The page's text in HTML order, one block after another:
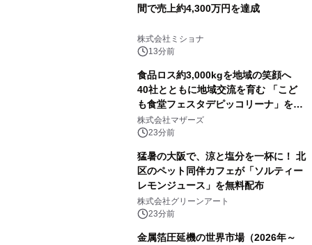
間で売上約4,300万円を達成
株式会社ミショナ
13分前
食品ロス約3,000kgを地域の笑顔へ
40社とともに地域交流を育む 「こど
も食堂フェスタデピッコリーナ」を9
月5日(土)開催
株式会社マザーズ
23分前
猛暑の大阪で、涼と塩分を一杯に！ 北
区のペット同伴カフェが「ソルティー
レモンジュース」を無料配布
株式会社グリーンアート
23分前
金属箔圧延機の世界市場（2026年～